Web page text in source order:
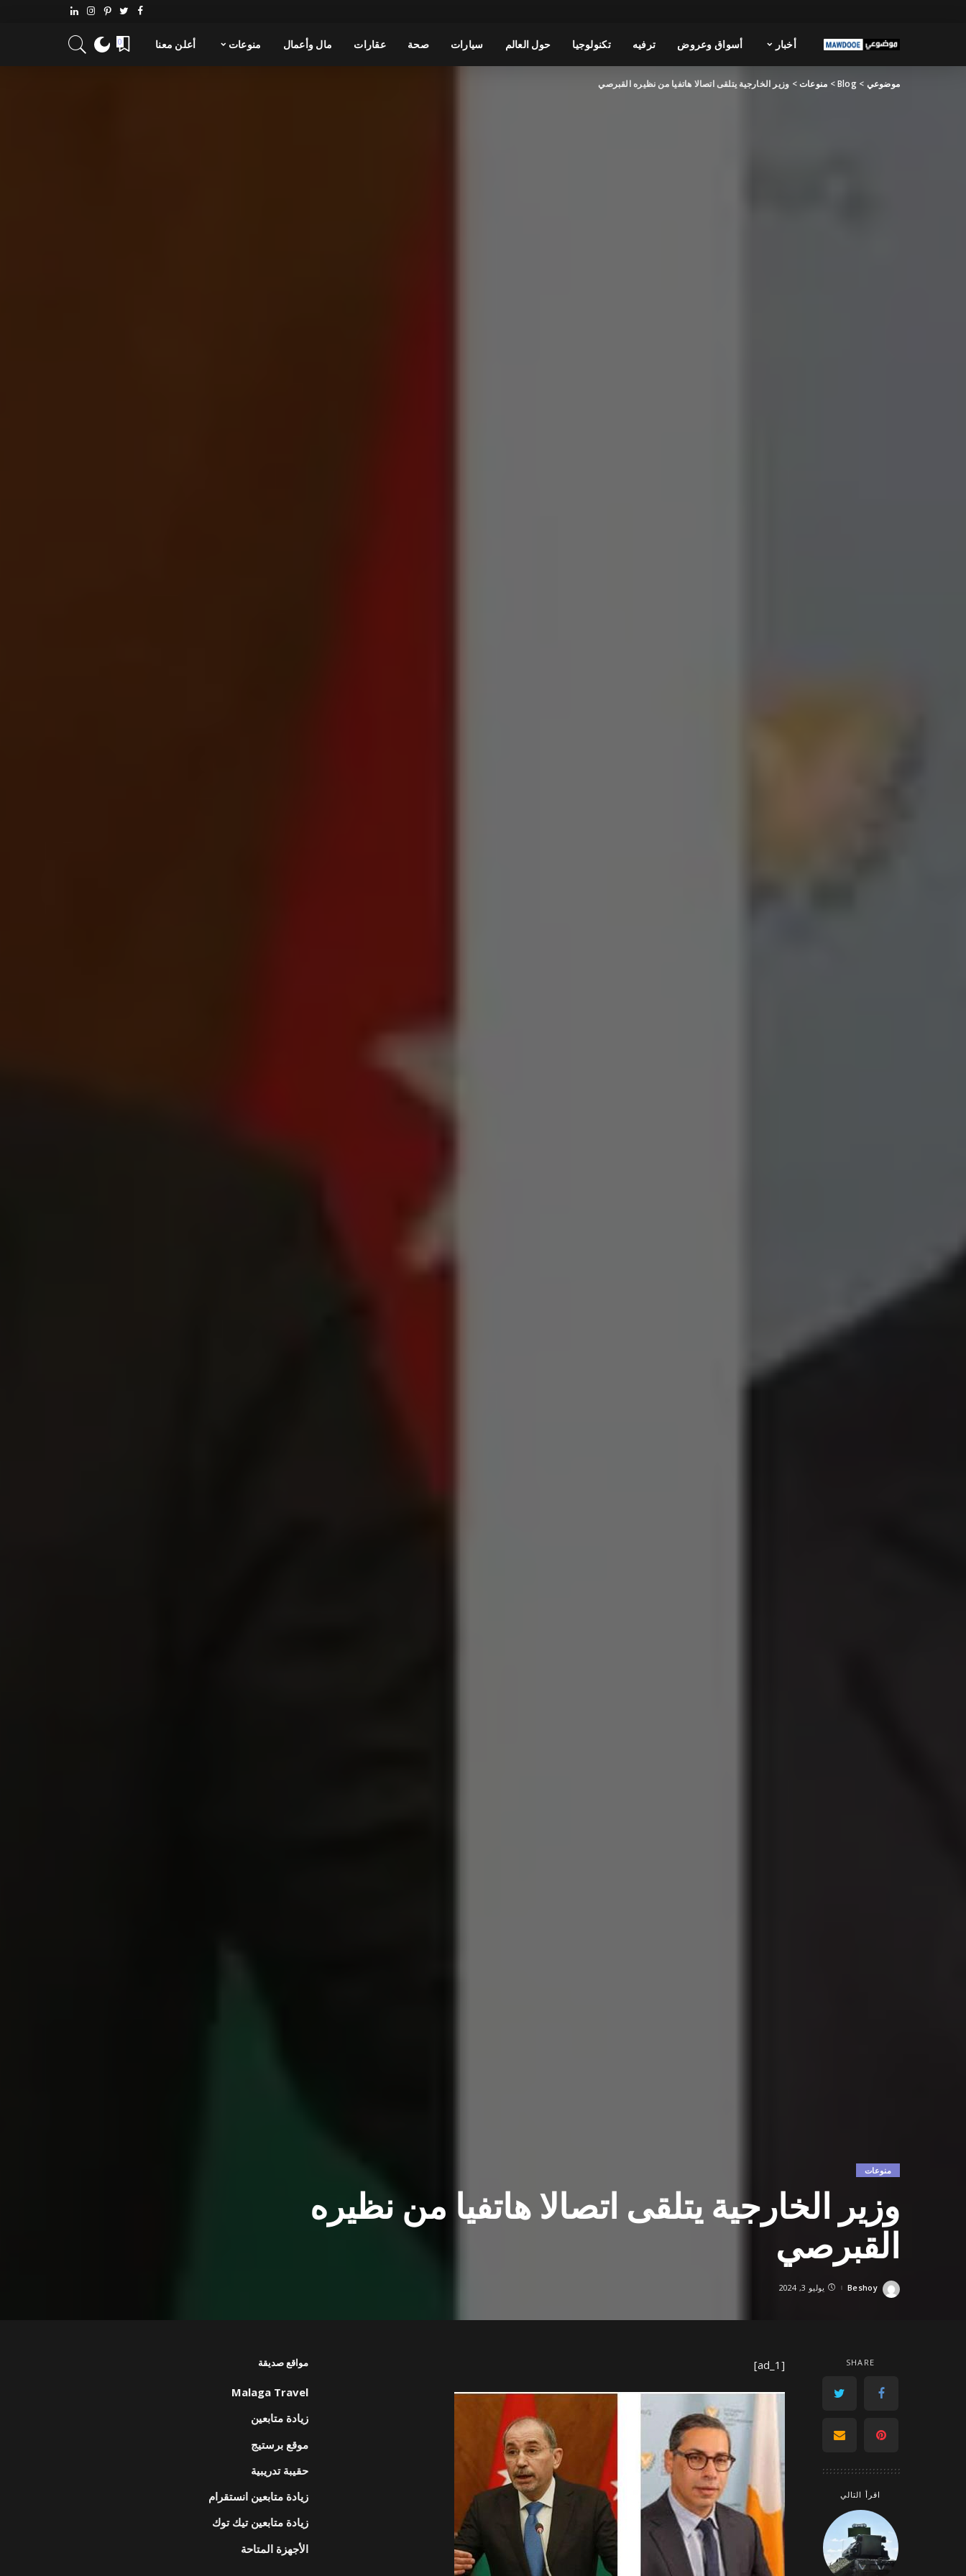
أخبار أسواق وعروض ترفيه تكنولوجيا حول العالم سيارات صحة عقارات مال وأعمال منوعات أعلن معنا 0
موضوعي >
Blog
> منوعات> وزير الخارجية يتلقى اتصالا هاتفيا من نظيره القبرصي
منوعات
وزير الخارجية يتلقى اتصالا هاتفيا من نظيره
القبرصي
Posted
Beshoy يوليو 3, 2024
SHARE
اقرأ التالي
[ad_1] مواقع صديقة
Malaga Travel
زيادة متابعين
موقع برستيج
حقيبة تدريبية
زيادة متابعين انستقرام
زيادة متابعين تيك توك
الأجهزة المتاحة